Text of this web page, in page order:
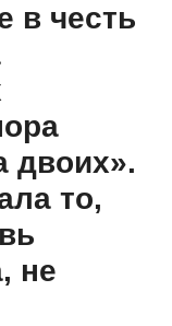
в честь
двоих».
то,
не